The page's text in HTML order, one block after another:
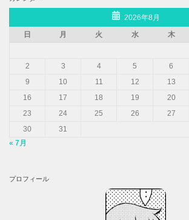
2026年8月
日
月 火 水 木
2
3 4 5 6
9
10 11 12 13
16
17 18 19 20
23
24 25 26 27
30
31
« 7月
プロフィール